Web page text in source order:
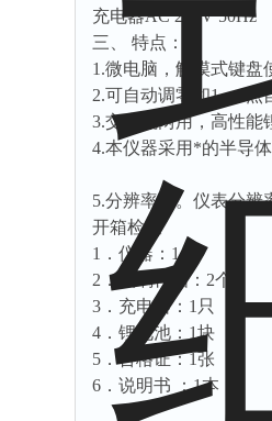
充电器AC
三、 特点：
1.微电脑，触摸式键盘
2.可自动调零和1～5点
3.交直流两用，高性能
4.本仪器采用*的半导
5.分辨率高。仪表分辨
开箱检查
1．仪器：1台
2．玻璃样槽：2个
3．充电器：1只
4．锂电池：1块
5．合格证：1张
6．说明书 ：1本